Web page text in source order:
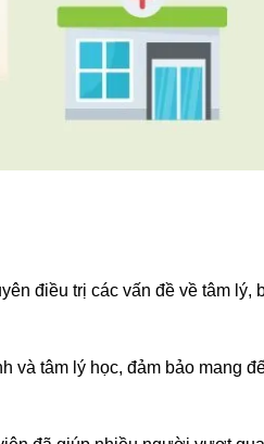
điều trị các vấn đề về tâm lý,
và tâm lý học, đảm bảo mang